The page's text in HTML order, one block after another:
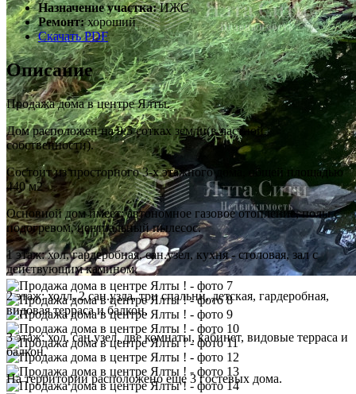
Назначение участка: ИЖС
Ремонт: хороший
Скачать PDF
Описание
Продажа дома в центре Ялты.
Дом расположен на 9.5 сотках земли(в частной
собственности).
Состоит из просторного 3-х этажного дома, общей площадью
440 м2
Основной дом имеет: автономное газовое отопление, полы с
подогревом, центральный пылесос.
1 этаж: хол, гардеробная, сан.узел, кухня - столовая, зал с
действующим камином,
2 этаж: холл, 2 сан.узла, три спальни, детская, гардеробная,
видовая терраса и балкон,
3 этаж: хол, сан.узел, две комнаты, кабинет, видовые терраса и
балкон.
На территории расположено еще 3 гостевых дома.